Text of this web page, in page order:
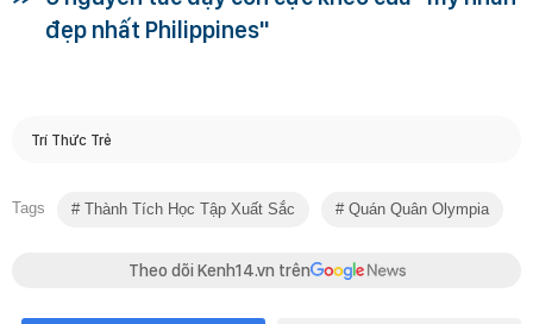
đẹp nhất Philippines"
Trí Thức Trẻ
Tags Thành Tích Học Tập Xuất Sắc Quán Quân Olympia
Theo dõi Kenh14.vn trên